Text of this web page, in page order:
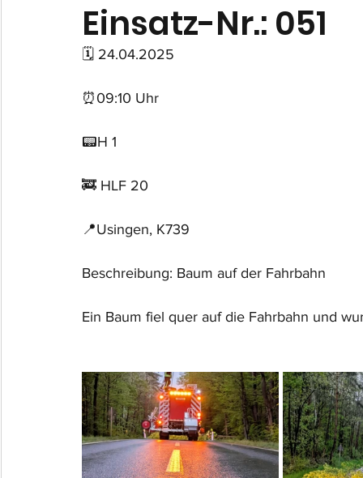
Einsatz-Nr.: 051
🗓 24.04.2025
⏰09:10 Uhr
📟H 1
🚒 HLF 20
📍Usingen, K739
Beschreibung: Baum auf der Fahrbahn
Ein Baum fiel quer auf die Fahrbahn und